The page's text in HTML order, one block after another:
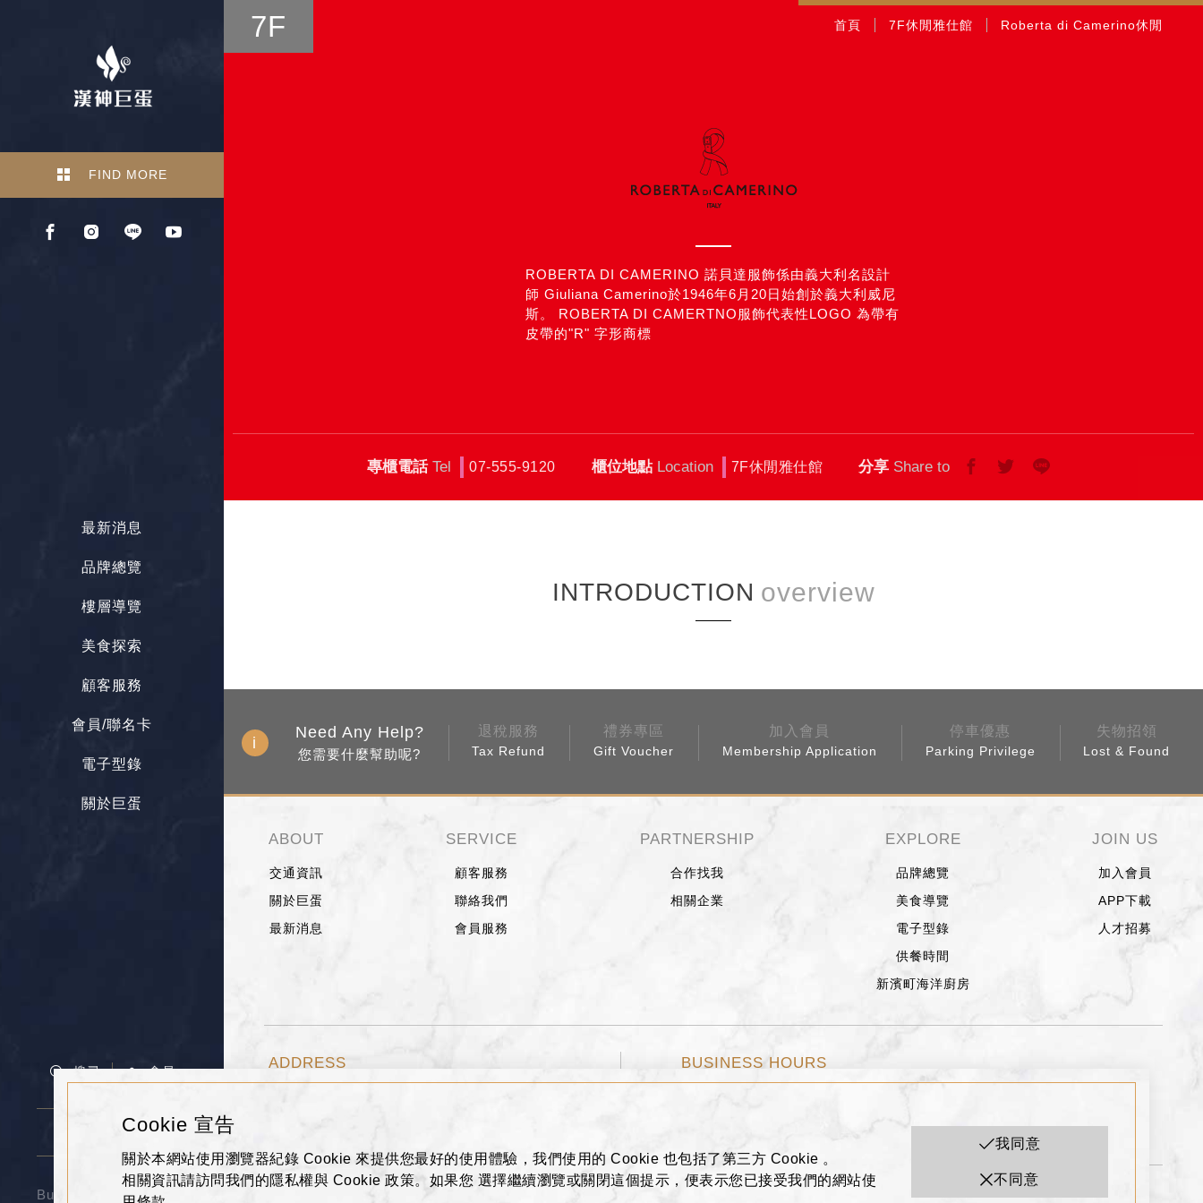
Cookie 宣告
關於本網站使用瀏覽器紀錄 Cookie 來提供您最好的使用體驗，我們使用的 Cookie 也包括了第三方 Cookie 。
相關資訊請訪問我們的隱私權與 Cookie 政策。如果您 選擇繼續瀏覽或關閉這個提示，便表示您已接受我們的網站使
我同意
不同意
FIND MORE
最新消息
品牌總覽
樓層導覽
美食探索
顧客服務
會員/聯名卡
電子型錄
關於巨蛋
搜尋 會員
選擇館別
Business Hours Today
首頁 7F休閒雅仕館 Roberta di Camerino休閒
ROBERTA DI CAMERINO 諾貝達服飾係由義大利名設計
師 Giuliana Camerino於1946年6月20日始創於義大利威尼
斯。 ROBERTA DI CAMERTNO服飾代表性LOGO 為帶有
皮帶的"R" 字形商標
專櫃電話 Tel 07-555-9120 櫃位地點 Location 7F休閒雅仕館 分享 Share to
7F
INTRODUCTION
Need Any Help?
您需要什麼幫助呢?
退稅服務
Tax Refund
禮券專區
Gift Voucher
加入會員
Membership Application
停車優惠
Parking Privilege
失物招領
Lost & Found
ABOUT
交通資訊
關於巨蛋
最新消息
SERVICE
顧客服務
聯絡我們
會員服務
PARTNERSHIP
合作找我
相關企業
EXPLORE
品牌總覽
美食導覽
電子型錄
供餐時間
新濱町海洋廚房
JOIN US
加入會員
APP下載
人才招募
ADDRESS BUSINESS HOURS